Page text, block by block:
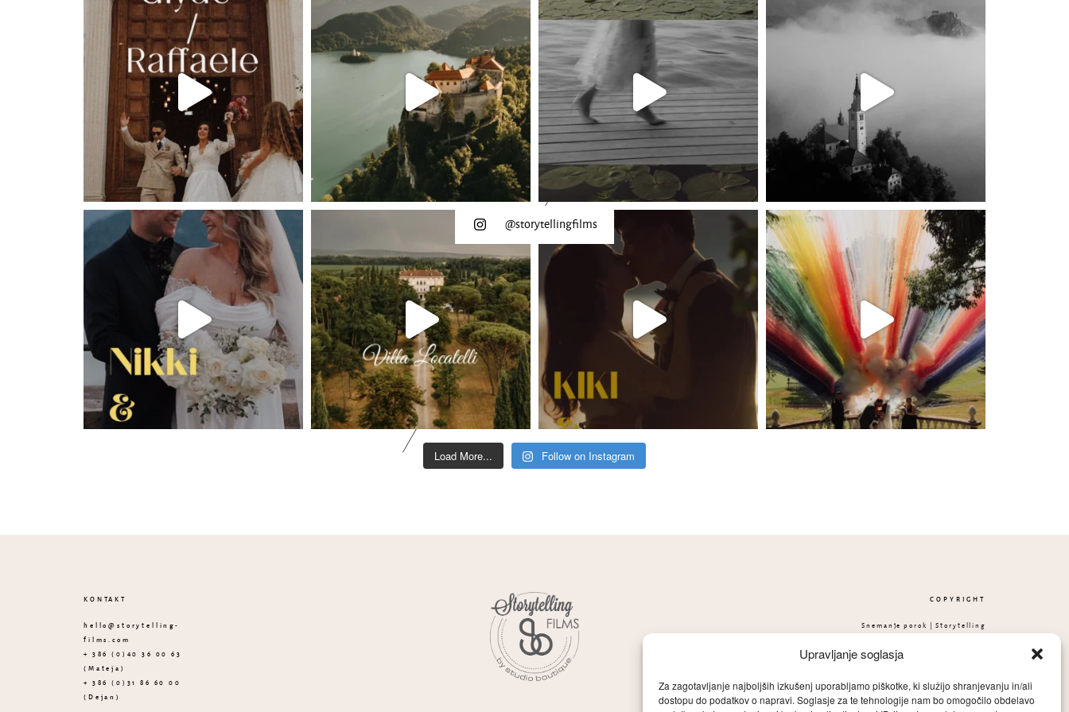
Upravljanje soglasja
Za zagotavljanje najboljših izkušenj uporabljamo piškotke, ki služijo shranjevanju in/ali
dostopu do podatkov o napravi. Soglasje za te tehnologije nam bo omogočilo obdelavo
@storytellingfilms
Load More... Follow on Instagram
KONTAKT
hello@storytelling-
films.com
+ 386 (0)40 36 00 63
(Mateja)
+ 386 (0)31 86 60 00
(Dejan)
COPYRIGHT
Snemanje porok | Storytelling